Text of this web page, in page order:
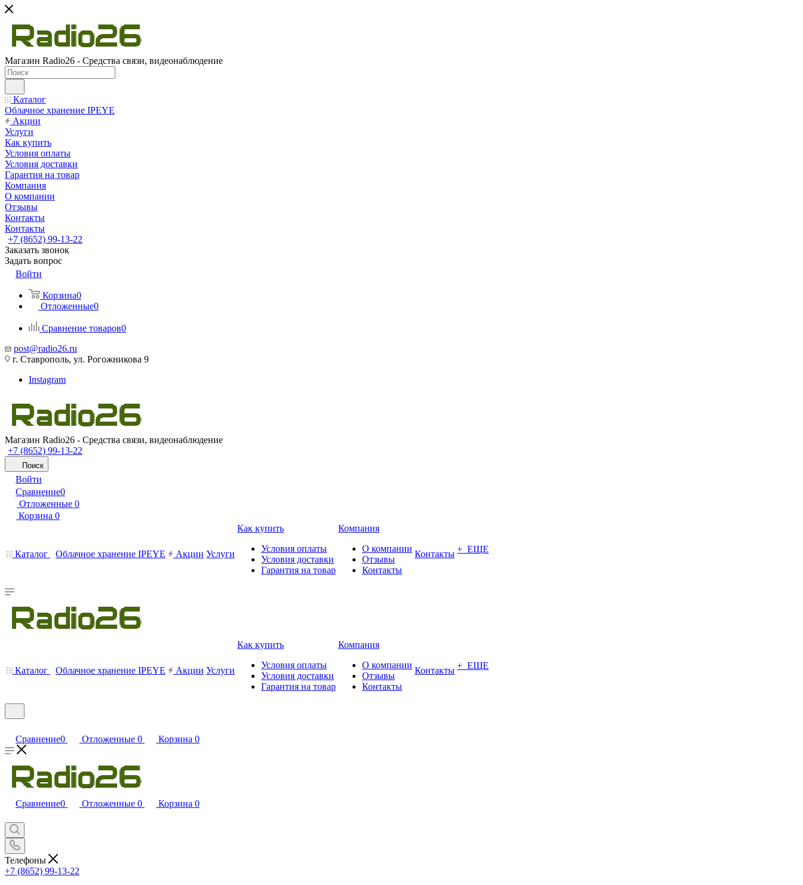
Магазин Radio26 - Средства связи, видеонаблюдение
Каталог
Облачное хранение IPEYE
Акции
Услуги
Как купить
Условия оплаты
Условия доставки
Гарантия на товар
Компания
О компании
Отзывы
Контакты
Контакты
+7 (8652) 99-13-22
Заказать звонок
Задать вопрос
Войти
Корзина0
Отложенные0
Сравнение товаров0
post@radio26.ru
г. Ставрополь, ул. Рогожникова 9
Instagram
Магазин Radio26 - Средства связи, видеонаблюдение
+7 (8652) 99-13-22
Поиск
Войти
Сравнение0
Отложенные 0
Корзина 0
Каталог Облачное хранение IPEYE Акции Услуги
Как купить
Условия оплаты
Условия доставки
Гарантия на товар
Компания
О компании
Отзывы
Контакты
Контакты + ЕЩЕ
Каталог Облачное хранение IPEYE Акции Услуги
Как купить
Условия оплаты
Условия доставки
Гарантия на товар
Компания
О компании
Отзывы
Контакты
Контакты + ЕЩЕ
Сравнение0 Отложенные 0 Корзина 0
Сравнение0 Отложенные 0 Корзина 0
Телефоны
+7 (8652) 99-13-22